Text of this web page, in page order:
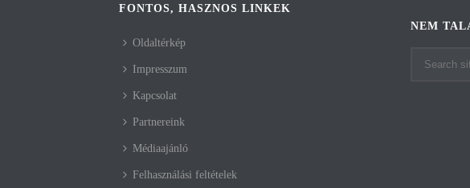
FONTOS, HASZNOS LINKEK
Oldaltérkép
Impresszum
Kapcsolat
Partnereink
Médiaajánló
Felhasználási feltételek
NEM